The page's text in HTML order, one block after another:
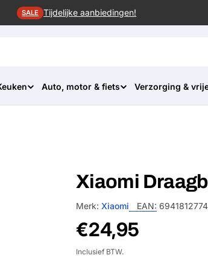
SALE Tijdelijke aanbiedingen!
Auto, motor & fiets Verzorging &
Xiaomi
Merk: Xiaomi EAN:
Normale
prijs
€24,95
Inclusief BTW.